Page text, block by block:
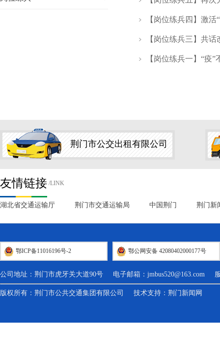
【岗位练兵四】激
【岗位练兵三】共
【岗位练兵一】“疫
荆门市公交出租有限公司
友情链接 /LINK
湖北省交通运输厅 荆门市交通运输局 中国荆门 荆门新
鄂ICP备11016196号-2 鄂公网安备 42080402000177号
公司地址：荆门市虎牙关大道90号 电子邮箱： jmbus520@163.com 服
版权所有：荆门市公共交通集团有限公司 技术支持： 荆门新闻网